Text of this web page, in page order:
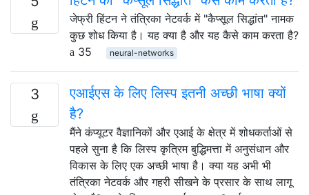
जेफ्री हिंटन ने तंत्रिका नेटवर्क में "कैप्सूल सिद्धांत" नामक
कुछ शोध किया है। यह क्या है और यह कैसे काम करता है?
35
neural-networks
3
एआईएस के लिए लिस्प इतनी अच्छी भाषा क्यों
है?
मैंने कंप्यूटर वैज्ञानिकों और एआई के क्षेत्र में शोधकर्ताओं से
पहले सुना है कि लिस्प कृत्रिम बुद्धिमत्ता में अनुसंधान और
विकास के लिए एक अच्छी भाषा है। क्या यह अभी भी
तंत्रिका नेटवर्क और गहरी सीखने के प्रसार के साथ लागू